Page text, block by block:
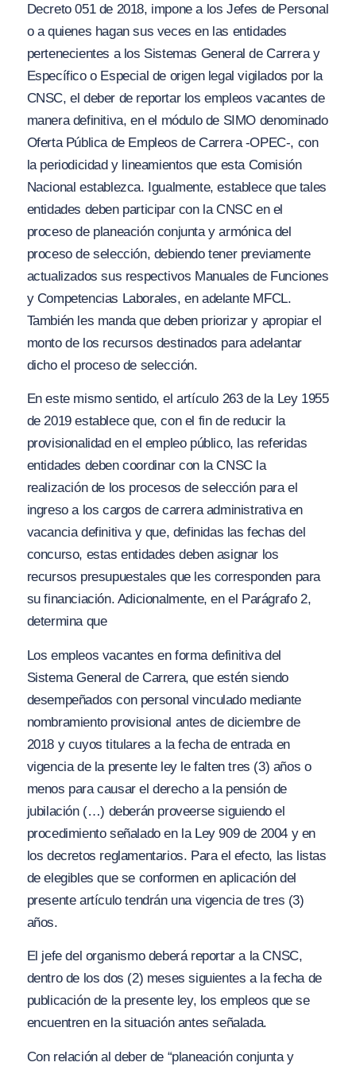
Decreto 051 de 2018, impone a los Jefes de Personal
o a quienes hagan sus veces en las entidades
pertenecientes a los Sistemas General de Carrera y
Específico o Especial de origen legal vigilados por la
CNSC, el deber de reportar los empleos vacantes de
manera definitiva, en el módulo de SIMO denominado
Oferta Pública de Empleos de Carrera -OPEC-, con
la periodicidad y lineamientos que esta Comisión
Nacional establezca. Igualmente, establece que tales
entidades deben participar con la CNSC en el
proceso de planeación conjunta y armónica del
proceso de selección, debiendo tener previamente
actualizados sus respectivos Manuales de Funciones
y Competencias Laborales, en adelante MFCL.
También les manda que deben priorizar y apropiar el
monto de los recursos destinados para adelantar
dicho el proceso de selección.
En este mismo sentido, el artículo 263 de la Ley 1955
de 2019 establece que, con el fin de reducir la
provisionalidad en el empleo público, las referidas
entidades deben coordinar con la CNSC la
realización de los procesos de selección para el
ingreso a los cargos de carrera administrativa en
vacancia definitiva y que, definidas las fechas del
concurso, estas entidades deben asignar los
recursos presupuestales que les corresponden para
su financiación. Adicionalmente, en el Parágrafo 2,
determina que
Los empleos vacantes en forma definitiva del
Sistema General de Carrera, que estén siendo
desempeñados con personal vinculado mediante
nombramiento provisional antes de diciembre de
2018 y cuyos titulares a la fecha de entrada en
vigencia de la presente ley le falten tres (3) años o
menos para causar el derecho a la pensión de
jubilación (…) deberán proveerse siguiendo el
procedimiento señalado en la Ley 909 de 2004 y en
los decretos reglamentarios. Para el efecto, las listas
de elegibles que se conformen en aplicación del
presente artículo tendrán una vigencia de tres (3)
años.
El jefe del organismo deberá reportar a la CNSC,
dentro de los dos (2) meses siguientes a la fecha de
publicación de la presente ley, los empleos que se
encuentren en la situación antes señalada.
Con relación al deber de “planeación conjunta y